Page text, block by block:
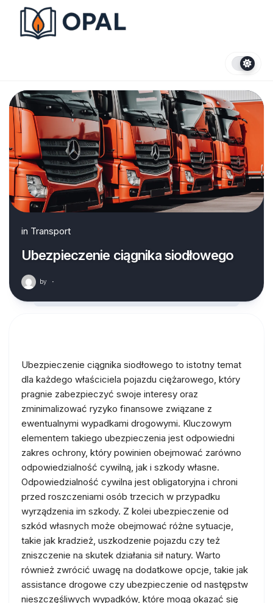
content
in Transport
Ubezpieczenie ciągnika siodłowego
by ·
Ubezpieczenie ciągnika siodłowego to istotny temat
dla każdego właściciela pojazdu ciężarowego, który
pragnie zabezpieczyć swoje interesy oraz
zminimalizować ryzyko finansowe związane z
ewentualnymi wypadkami drogowymi. Kluczowym
elementem takiego ubezpieczenia jest odpowiedni
zakres ochrony, który powinien obejmować zarówno
odpowiedzialność cywilną, jak i szkody własne.
Odpowiedzialność cywilna jest obligatoryjna i chroni
przed roszczeniami osób trzecich w przypadku
wyrządzenia im szkody. Z kolei ubezpieczenie od
szkód własnych może obejmować różne sytuacje,
takie jak kradzież, uszkodzenie pojazdu czy też
zniszczenie na skutek działania sił natury. Warto
również zwrócić uwagę na dodatkowe opcje, takie jak
assistance drogowe czy ubezpieczenie od następstw
nieszczęśliwych wypadków, które mogą okazać się